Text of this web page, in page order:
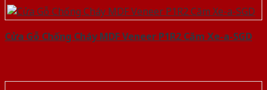
Cửa Gỗ Chống Cháy MDF Veneer P1R2 Căm Xe-a-SGD